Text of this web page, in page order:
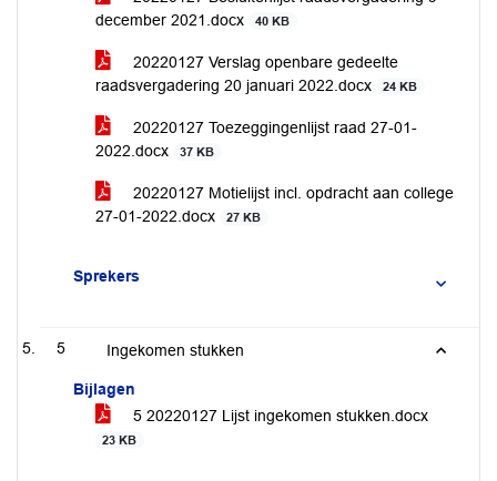
december 2021.docx
40 KB
20220127 Verslag openbare gedeelte
raadsvergadering 20 januari 2022.docx
24 KB
20220127 Toezeggingenlijst raad 27-01-
2022.docx
37 KB
20220127 Motielijst incl. opdracht aan college
27-01-2022.docx
27 KB
Sprekers
5 Ingekomen stukken
Bijlagen
5 20220127 Lijst ingekomen stukken.docx
23 KB